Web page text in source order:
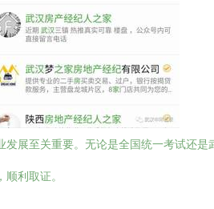
展至关重要。无论是全国统一考试还
利取证。